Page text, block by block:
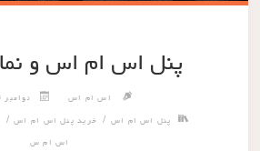
پنل اس ام اس و
اس ام اس نوامبر 26, 2016
پنل اس ام اس/ خرید پنل اس ام اس /
اس ام س